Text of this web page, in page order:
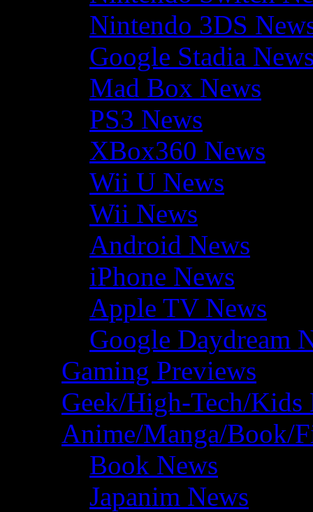
Nintendo 3DS
Google Stadia
Mad Box News
PS3 News
XBox360 News
Wii U News
Wii News
Android News
iPhone News
Apple TV News
Google Daydream
Gaming Previews
Geek/High-Tech/Kids
Anime/Manga/Book/
Book News
Japanim News